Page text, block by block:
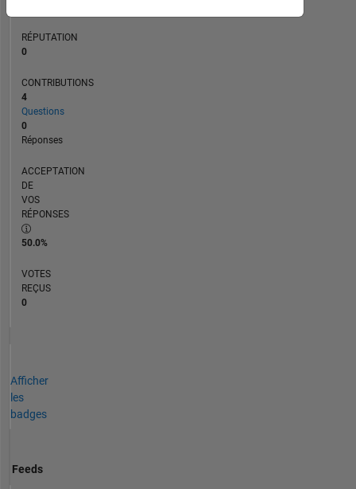
RÉPUTATION
0
CONTRIBUTIONS
4
Questions
0
Réponses
ACCEPTATION
DE
VOS
RÉPONSES
50.0%
VOTES
REÇUS
0
Afficher
les
badges
Feeds